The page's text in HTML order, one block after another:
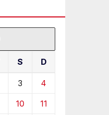
S D
3 4
10 11